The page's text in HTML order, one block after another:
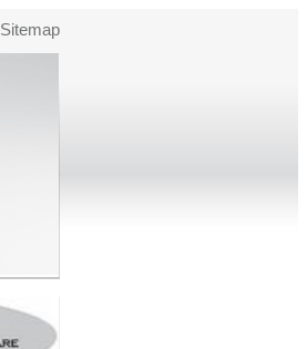
Sitemap